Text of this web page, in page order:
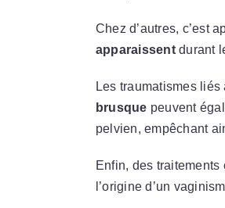
Chez d’autres, c’est
apparaissentdurant
Les traumatismes liés
brusque peuvent
pelvien, empêchant
Enfin, des traitements
l’origine d’un